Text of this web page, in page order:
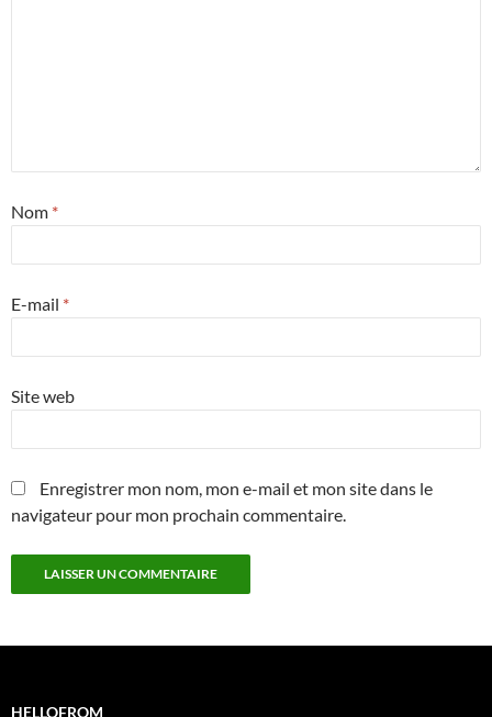
Nom *
E-mail *
Site web
Enregistrer mon nom, mon e-mail et mon site dans le
navigateur pour mon prochain commentaire.
HELLOFROM